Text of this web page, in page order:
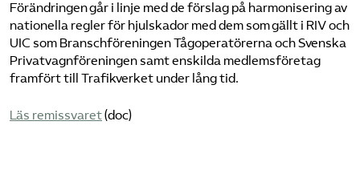
Bli medlem
Logga in på Arbetsgivarguiden
Sök på tagforetagen.se
Förändringen går i linje med de förslag på harmonisering av
nationella regler för hjulskador med dem som gällt i RIV och
UIC som Branschföreningen Tågoperatörerna och Svenska
Privatvagnföreningen samt enskilda medlemsföretag
framfört till Trafikverket under lång tid.
Läs remissvaret(doc)